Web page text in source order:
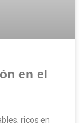
en el
ricos en